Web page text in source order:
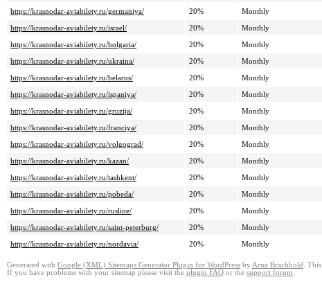
https://krasnodar-aviabilety.ru/germaniya/
20% Monthly
https://krasnodar-aviabilety.ru/israel/
20% Monthly
https://krasnodar-aviabilety.ru/bolgaria/
20% Monthly
https://krasnodar-aviabilety.ru/ukraina/
20% Monthly
https://krasnodar-aviabilety.ru/belarus/
20% Monthly
https://krasnodar-aviabilety.ru/ispaniya/
20% Monthly
https://krasnodar-aviabilety.ru/gruzija/
20% Monthly
https://krasnodar-aviabilety.ru/franciya/
20% Monthly
https://krasnodar-aviabilety.ru/volgograd/
20% Monthly
https://krasnodar-aviabilety.ru/kazan/
20% Monthly
https://krasnodar-aviabilety.ru/tashkent/
20% Monthly
https://krasnodar-aviabilety.ru/pobeda/
20% Monthly
https://krasnodar-aviabilety.ru/rusline/
20% Monthly
https://krasnodar-aviabilety.ru/saint-peterburg/
20% Monthly
https://krasnodar-aviabilety.ru/nordavia/
20% Monthly
Generated with Google (XML) Sitemaps Generator Plugin for WordPress by Arne Brachhold .
If you have problems with your sitemap please visit the plugin FAQ or the support forum.